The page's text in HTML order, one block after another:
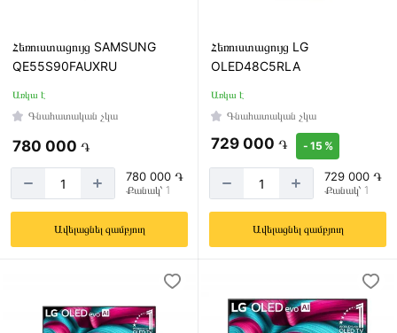
համակարգ
GOOGLE
TIZEN
VIDAA
WEB
Էկրանի
հաճախականություն
Հեռուստացույց SAMSUNG
QE55S90FAUXRU
Առկա է
Գնահատական չկա
780 000 ֏
780 000 ֏
Քանակ՝ 1
Ավելացնել զամբյուղ
Հեռուստացույց LG
OLED48C5RLA
Առկա է
Գնահատական չկա
729 000 ֏ - 15 %
729 000 ֏
Քանակ՝ 1
Ավելացնել զամբյուղ